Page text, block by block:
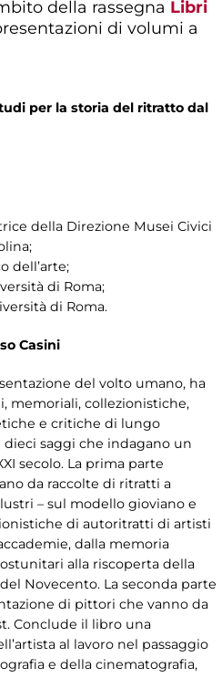
della rassegna Libri
di volumi a
per la storia del ritratto dal
della Direzione Musei Civici
dell’arte;
di Roma;
di Roma.
Casini
del volto umano, ha
memoriali, collezionistiche,
e critiche di lungo
saggi che indagano un
secolo. La prima parte
da raccolte di ritratti a
– sul modello gioviano e
di autoritratti di artisti
dalla memoria
alla riscoperta della
Novecento. La seconda parte
di pittori che vanno da
Conclude il libro una
al lavoro nel passaggio
e della cinematografia,